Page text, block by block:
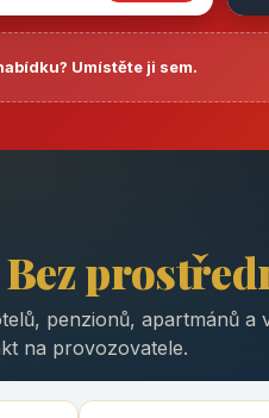
Umístěte ji sem.
Bez
penzionů, apartmánů a
na provozovatele.